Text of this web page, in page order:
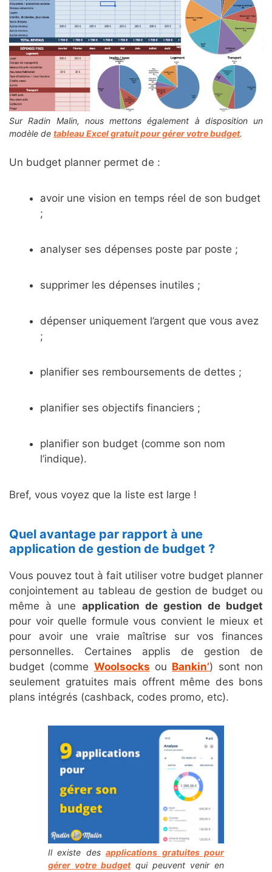
Sur Radin Malin, nous mettons également à disposition un
modèle de tableau Excel gratuit pour gérer votre budget.
Un budget planner permet de :
avoir une vision en temps réel de son budget
;
analyser ses dépenses poste par poste ;
supprimer les dépenses inutiles ;
dépenser uniquement l’argent que vous avez
;
planifier ses remboursements de dettes ;
planifier ses objectifs financiers ;
planifier son budget (comme son nom
l’indique).
Bref, vous voyez que la liste est large !
Quel avantage par rapport à une
application de gestion de budget ?
Vous pouvez tout à fait utiliser votre budget planner
conjointement au tableau de gestion de budget ou
même à une application de gestion de budget
pour voir quelle formule vous convient le mieux et
pour avoir une vraie maîtrise sur vos finances
personnelles. Certaines applis de gestion de
budget (comme Woolsocks ou Bankin’) sont non
seulement gratuites mais offrent même des bons
plans intégrés (cashback, codes promo, etc).
Il existe desapplications gratuites pour
gérer votre budgetqui peuvent venir en